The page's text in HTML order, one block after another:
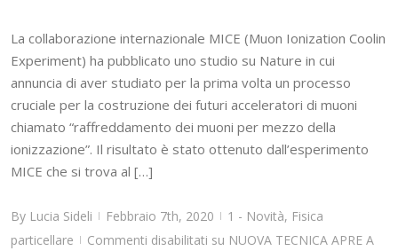
La collaborazione internazionale MICE (Muon Ionization Coolin
Experiment) ha pubblicato uno studio su Nature in cui
annuncia di aver studiato per la prima volta un processo
cruciale per la costruzione dei futuri acceleratori di muoni
chiamato “raffreddamento dei muoni per mezzo della
ionizzazione”. Il risultato è stato ottenuto dall’esperimento
MICE che si trova al […]
By Lucia Sideli | Febbraio 7th, 2020 | 1 - Novità, Fisica
particellare
| Commenti disabilitati su NUOVA TECNICA APRE A